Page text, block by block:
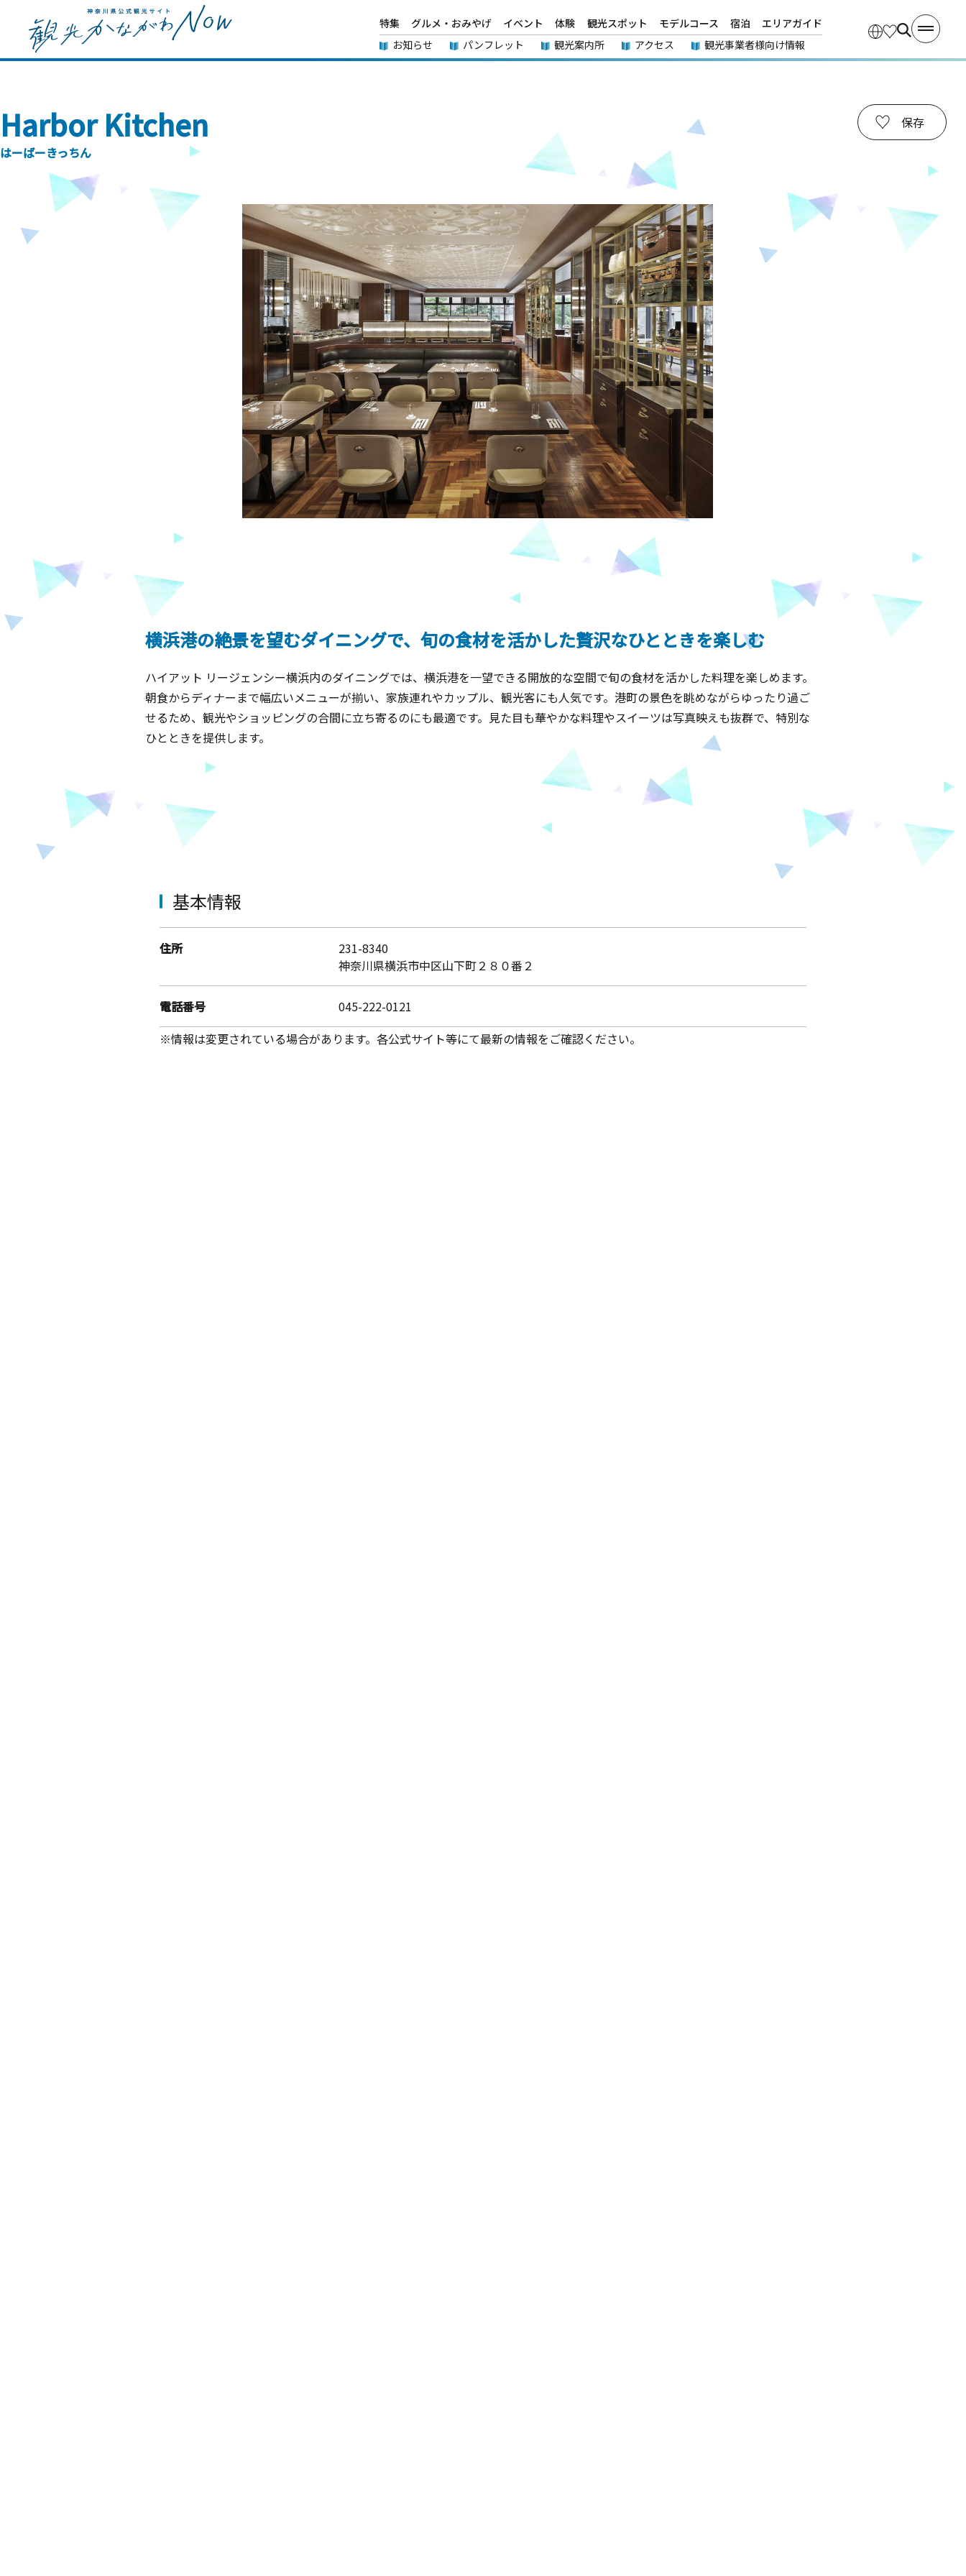
特集 グルメ・おみやげ イベント 体験 観光スポット モデルコース 宿泊
エリアガイド
お知らせ
パンフレット 観光案内所 アクセス 観光事業者様向け情報
Harbor Kitchen
はーばーきっちん
保存
横浜港の絶景を望むダイニングで、旬の食材を活かした贅沢なひとときを楽しむ
ハイアット リージェンシー横浜内のダイニングでは、横浜港を一望できる開放的な空間で旬の食材を活かした料理を楽しめます。
朝食からディナーまで幅広いメニューが揃い、家族連れやカップル、観光客にも人気です。港町の景色を眺めながらゆったり過ご
せるため、観光やショッピングの合間に立ち寄るのにも最適です。見た目も華やかな料理やスイーツは写真映えも抜群で、特別な
ひとときを提供します。
基本情報
住所
231-8340
神奈川県横浜市中区山下町２８０番２
電話番号
045-222-0121
※情報は変更されている場合があります。各公式サイト等にて最新の情報をご確認ください。